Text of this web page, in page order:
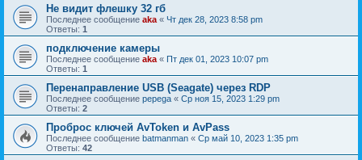
Не видит флешку 32 гб
Последнее сообщение aka « Чт дек 28, 2023 8:58 pm
Ответы: 1
подключение камеры
Последнее сообщение aka « Пт дек 01, 2023 10:07 pm
Ответы: 1
Перенаправление USB (Seagate) через RDP
Последнее сообщение pepega « Ср ноя 15, 2023 1:29 pm
Ответы: 2
Проброс ключей AvToken и AvPass
Последнее сообщение batmanman « Ср май 10, 2023 1:35 pm
Ответы: 42